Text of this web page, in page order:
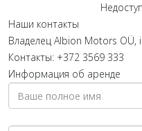
Наши контакты
Владелец Albion Motors OÜ,
Контакты: +372 3569 333
Информация об аренде